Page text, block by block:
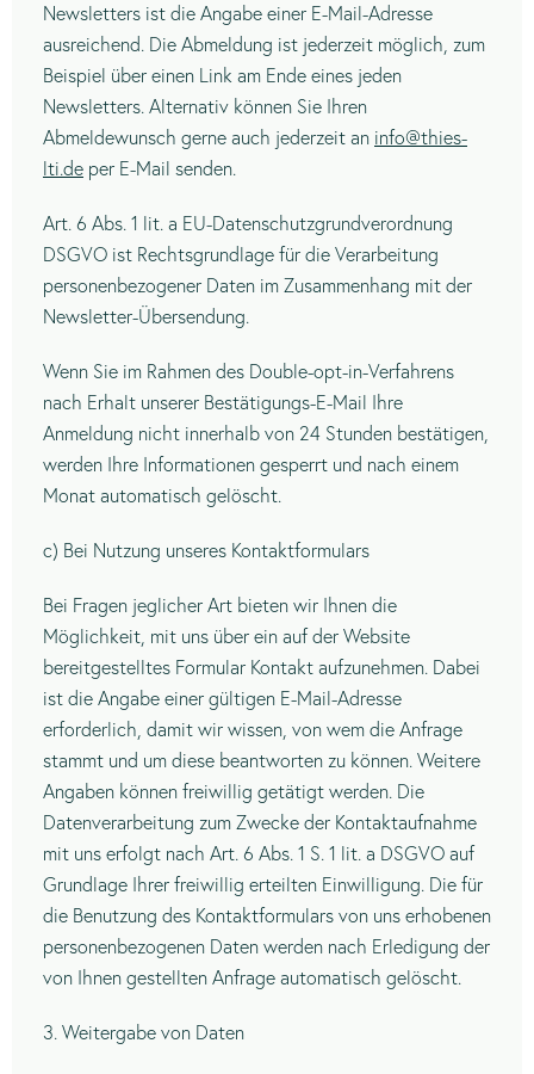
Newsletters ist die Angabe einer E-Mail-Adresse
ausreichend. Die Abmeldung ist jederzeit möglich, zum
Beispiel über einen Link am Ende eines jeden
Newsletters. Alternativ können Sie Ihren
Abmeldewunsch gerne auch jederzeit an info@thies-
lti.de per E-Mail senden.
Art. 6 Abs. 1 lit. a EU-Datenschutzgrundverordnung
DSGVO ist Rechtsgrundlage für die Verarbeitung
personenbezogener Daten im Zusammenhang mit der
Newsletter-Übersendung.
Wenn Sie im Rahmen des Double-opt-in-Verfahrens
nach Erhalt unserer Bestätigungs-E-Mail Ihre
Anmeldung nicht innerhalb von 24 Stunden bestätigen,
werden Ihre Informationen gesperrt und nach einem
Monat automatisch gelöscht.
c) Bei Nutzung unseres Kontaktformulars
Bei Fragen jeglicher Art bieten wir Ihnen die
Möglichkeit, mit uns über ein auf der Website
bereitgestelltes Formular Kontakt aufzunehmen. Dabei
ist die Angabe einer gültigen E-Mail-Adresse
erforderlich, damit wir wissen, von wem die Anfrage
stammt und um diese beantworten zu können. Weitere
Angaben können freiwillig getätigt werden. Die
Datenverarbeitung zum Zwecke der Kontaktaufnahme
mit uns erfolgt nach Art. 6 Abs. 1 S. 1 lit. a DSGVO auf
Grundlage Ihrer freiwillig erteilten Einwilligung. Die für
die Benutzung des Kontaktformulars von uns erhobenen
personenbezogenen Daten werden nach Erledigung der
von Ihnen gestellten Anfrage automatisch gelöscht.
3. Weitergabe von Daten